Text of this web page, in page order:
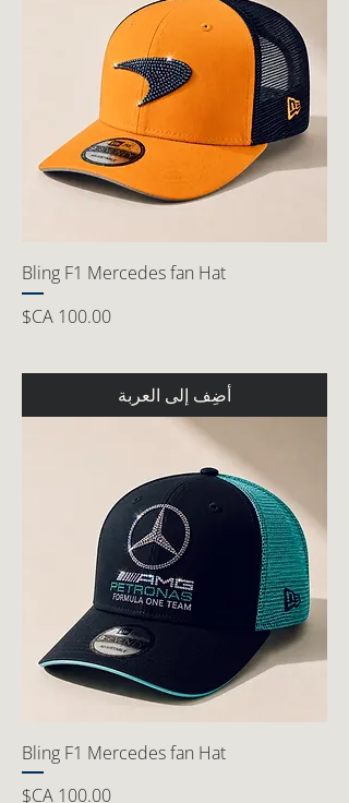
Bling F1 Mercedes fan Hat
السعر
أضِف إلى العربة
Bling F1 Mercedes fan Hat
السعر